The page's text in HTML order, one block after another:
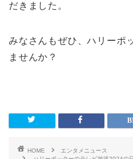
だきました。
みなさんもぜひ、ハリーポ
ませんか？
HOME
エンタメニュース